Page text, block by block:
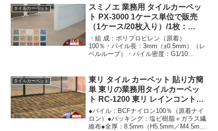
貢献できる、反射率に着目した商品も掲
載。トレンドを取り入れながらあらゆる
シーンで使いやすいラインアップです。
タイルカーペット
スミノエ 業務用 タイルカーペッ
ト PX-3000 1ケース単位で販売
（1ケース/20枚入り）/1枚：
50x50cm
・組 成：ポリプロピレン（原着）
100％・パイル長：3mm（±0.5mm）（レ
ベルループ）・パイル密度：G1/10
ング）・寸法：500mm×500mm・重 量：
4.4kg/m2・防炎性能試験番号：
E2140327・制電性：1000V以下（JIS L-
4406 23℃ 25%RH 合成底）・梱 包：20
枚（5m2）/ケース
タイルカーペット
東リ タイル カーペット 貼り方簡
単 東リの業務用タイルカーペッ
ト RC-1200 東リ レインコントロ
ールカーペット
●パイル：BCFナイロン100％（原着ナイ
ロン）●バッキング：塩ビ樹脂＋ガラス繊
維布●全厚：8.5mm（H5.5mm／M4.5mm